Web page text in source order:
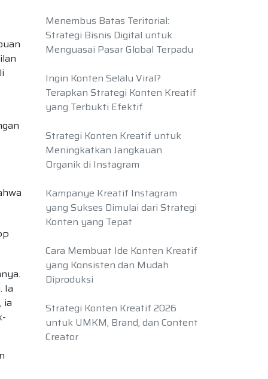
Ia
ia
Menembus Batas Teritorial:
Strategi Bisnis Digital untuk
Menguasai Pasar Global Terpadu
Ingin Konten Selalu Viral?
Terapkan Strategi Konten Kreatif
yang Terbukti Efektif
Strategi Konten Kreatif untuk
Meningkatkan Jangkauan
Organik di Instagram
Kampanye Kreatif Instagram
yang Sukses Dimulai dari Strategi
Konten yang Tepat
Cara Membuat Ide Konten Kreatif
yang Konsisten dan Mudah
Diproduksi
Strategi Konten Kreatif 2026
untuk UMKM, Brand, dan Content
Creator